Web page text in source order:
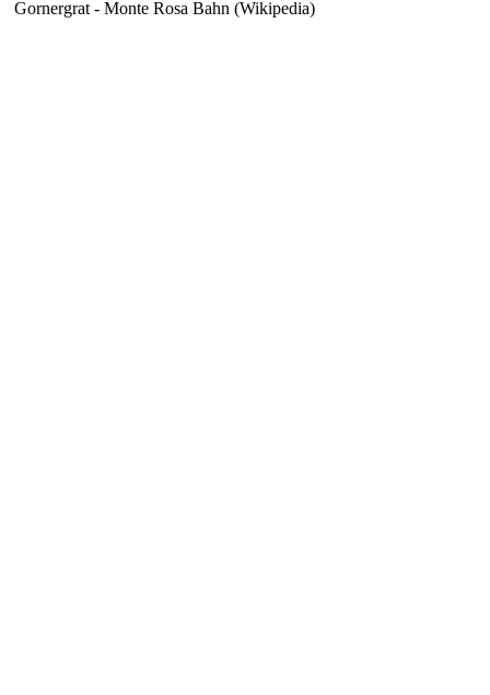
Gornergrat - Monte Rosa Bahn (Wikipedia)